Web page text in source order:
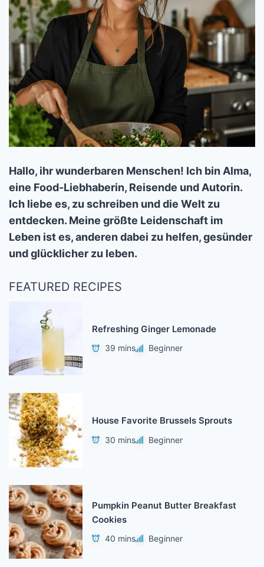
Hallo, ihr wunderbaren Menschen! Ich bin Alma,
eine Food-Liebhaberin, Reisende und Autorin.
Ich liebe es, zu schreiben und die Welt zu
entdecken. Meine größte Leidenschaft im
Leben ist es, anderen dabei zu helfen, gesünder
und glücklicher zu leben.
FEATURED RECIPES
Refreshing Ginger Lemonade
39 mins Beginner
House Favorite Brussels Sprouts
30 mins Beginner
Pumpkin Peanut Butter Breakfast
Cookies
40 mins Beginner